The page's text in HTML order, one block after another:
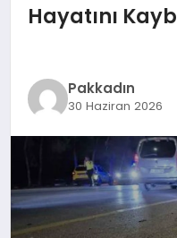
MAGAZIN
YAŞAM
KIMDIR?
Hayatını
Pakkadın
30 Haziran 2026